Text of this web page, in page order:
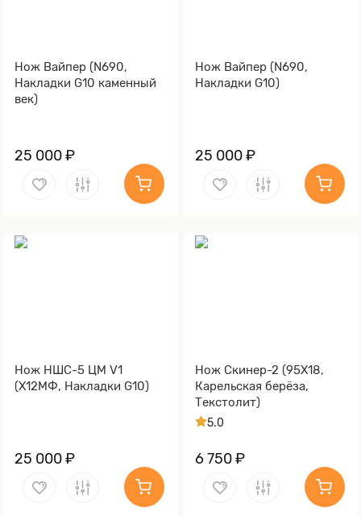
Нож Вайпер (N690,
Накладки G10 каменный
век)
25 000 ₽
Нож Вайпер (N690,
Накладки G10)
25 000 ₽
Нож НШС-5 ЦМ V1
(Х12МФ, Накладки G10)
25 000 ₽
Нож Скинер-2 (95Х18,
Карельская берёза,
Текстолит)
5.0
6 750 ₽